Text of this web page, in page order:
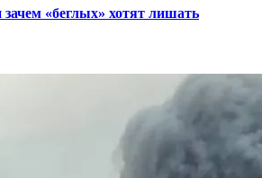
«беглых» хотят лишать